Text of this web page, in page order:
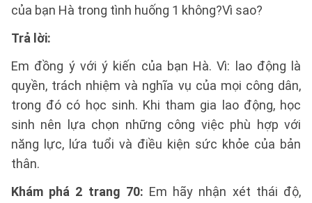
của bạn Hà trong tình huống 1 không?Vì sao?
Trả lời:
Em đồng ý với ý kiến của bạn Hà. Vì: lao động là
quyền, trách nhiệm và nghĩa vụ của mọi công dân,
trong đó có học sinh. Khi tham gia lao động, học
sinh nên lựa chọn những công việc phù hợp với
năng lực, lứa tuổi và điều kiện sức khỏe của bản
thân.
Khám phá 2 trang 70: Em hãy nhận xét thái độ,